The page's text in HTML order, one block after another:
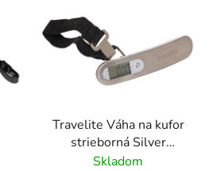
Travelite Váha na kufor
strieborná Silver
Digitálna
Skladom